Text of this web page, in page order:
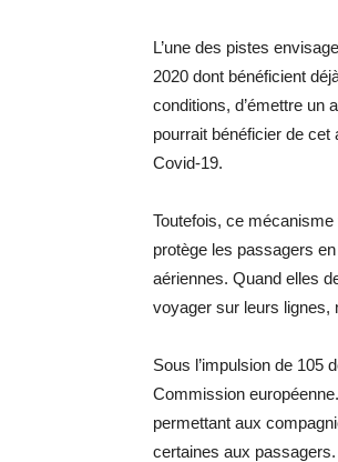
L’une des pistes
2020 dont bénéficient
conditions, d’émettre un
pourrait bénéficier de cet
Covid-19.
Toutefois, ce
protège les passagers
aériennes. Quand elles
voyager sur leurs lignes,
Sous l’impulsion de 105
Commission
permettant aux
certaines aux passagers.